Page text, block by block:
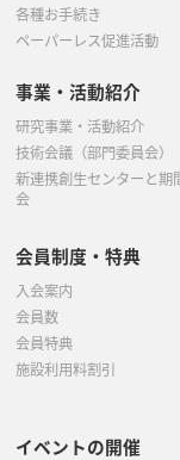
各種お手続き
ペーパーレス促進活動
事業・活動紹介
研究事業・活動紹介
技術会議（部門委員会）
新連携創生センターと期
会
会員制度・特典
入会案内
会員数
会員特典
施設利用料割引
イベントの開催